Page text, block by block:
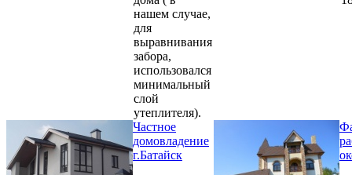
нашем случае,
для
выравнивания
забора,
использовался
минимальный
слой
утеплителя).
Частное
домовладение
г.Батайск